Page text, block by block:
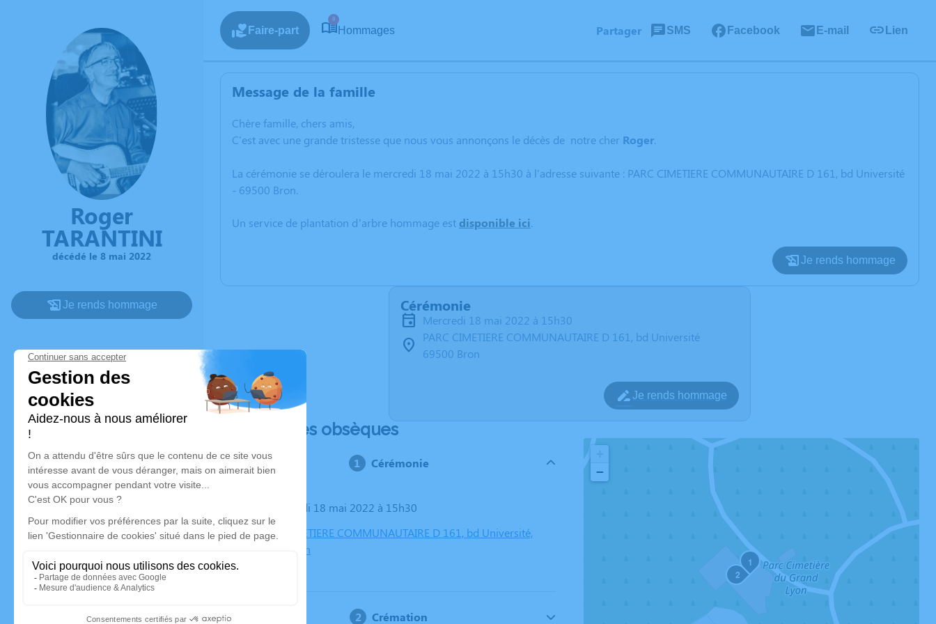
Roger
TARANTINI
décédé le 8 mai 2022
Je rends hommage
Faire-part
8
Hommages Partager SMS Facebook E-mail Lien
Message de la famille
Chère famille, chers amis,
C'est avec une grande tristesse que nous vous annonçons le décès de notre cher Roger.
La cérémonie se déroulera le mercredi 18 mai 2022 à 15h30 à l'adresse suivante : PARC CIMETIERE COMMUNAUTAIRE D 161, bd Université
- 69500 Bron.
Un service de plantation d’arbre hommage est disponible ici.
Je rends hommage
Cérémonie
mercredi 18 mai 2022 à 15h30
PARC CIMETIERE COMMUNAUTAIRE D 161, bd Université
69500 Bron
Je rends hommage
Déroulé des obsèques
Cérémonie
Le mercredi 18 mai 2022 à 15h30
PARC CIMETIERE COMMUNAUTAIRE D 161, bd Université,
69500 Bron
Crémation
1
2
−